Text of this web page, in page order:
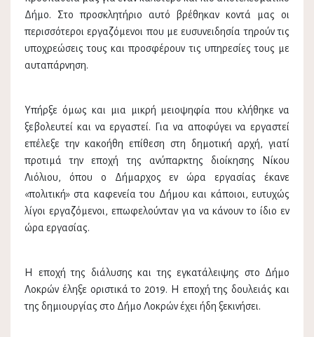
Δήμο. Στο προσκλητήριο αυτό βρέθηκαν κοντά μας οι
περισσότεροι εργαζόμενοι που με ευσυνειδησία τηρούν τις
υποχρεώσεις τους και προσφέρουν τις υπηρεσίες τους με
αυταπάρνηση.
Υπήρξε όμως και μια μικρή μειοψηφία που κλήθηκε να
ξεβολευτεί και να εργαστεί. Για να αποφύγει να εργαστεί
επέλεξε την κακοήθη επίθεση στη δημοτική αρχή, γιατί
προτιμά την εποχή της ανύπαρκτης διοίκησης Νίκου
Λιόλιου, όπου ο Δήμαρχος εν ώρα εργασίας έκανε
«πολιτική» στα καφενεία του Δήμου και κάποιοι, ευτυχώς
λίγοι εργαζόμενοι, επωφελούνταν για να κάνουν το ίδιο εν
ώρα εργασίας.
Η εποχή της διάλυσης και της εγκατάλειψης στο Δήμο
Λοκρών έληξε οριστικά το 2019. Η εποχή της δουλειάς και
της δημιουργίας στο Δήμο Λοκρών έχει ήδη ξεκινήσει.